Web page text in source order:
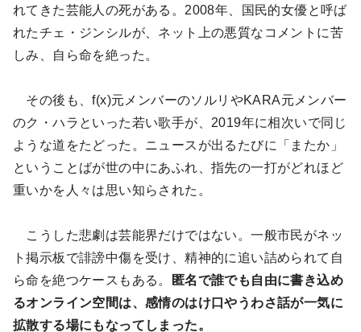
れてきた芸能人の死がある。2008年、国民的女優と呼ば
れたチェ・ジンシルが、ネット上の悪質なコメントに苦
しみ、自ら命を絶った。
その後も、f(x)元メンバーのソルリやKARA元メンバー
のク・ハラといった若い歌手が、2019年に相次いで同じ
ような道をたどった。ニュースが出るたびに「またか」
ということばが世の中にあふれ、指先の一打がどれほど
重いかを人々は思い知らされた。
こうした悲劇は芸能界だけではない。一般市民がネッ
ト掲示板で誹謗中傷を受け、精神的に追い詰められて自
ら命を絶つケースもある。
匿名で誰でも自由に書き込め
るオンライン空間は、感情のはけ口やうわさ話が一気に
拡散する場にもなってしまった。